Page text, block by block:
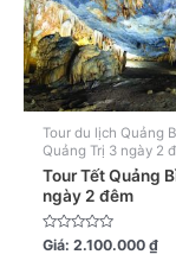
Tour du lịch Quảng
Quảng Trị 3 ngày 2
Tour Tết Quảng
ngày 2 đêm
Được
xếp
Giá: 2.100.000₫